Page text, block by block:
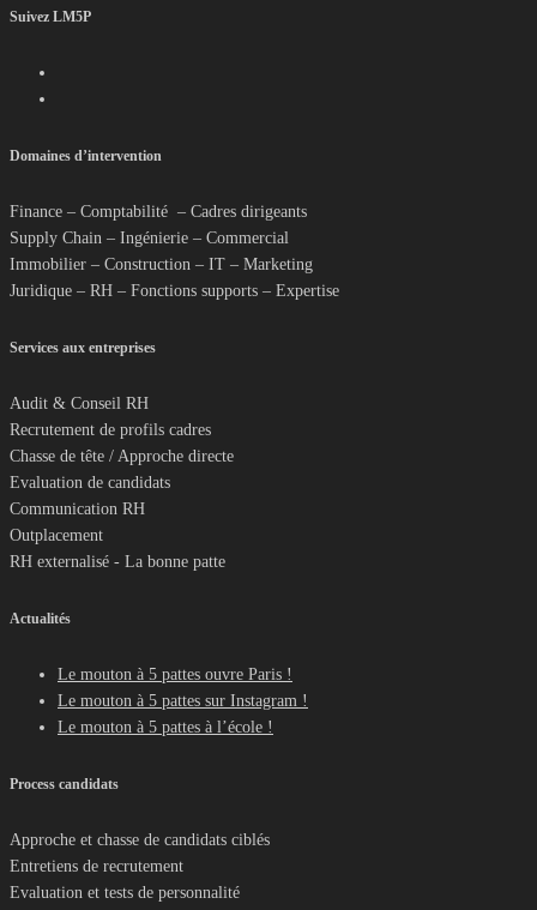
Suivez LM5P
Domaines d’intervention
Finance – Comptabilité – Cadres dirigeants
Supply Chain – Ingénierie – Commercial
Immobilier – Construction – IT – Marketing
Juridique – RH – Fonctions supports – Expertise
Services aux entreprises
Audit & Conseil RH
Recrutement de profils cadres
Chasse de tête / Approche directe
Evaluation de candidats
Communication RH
Outplacement
RH externalisé - La bonne patte
Actualités
Le mouton à 5 pattes ouvre Paris !
Le mouton à 5 pattes sur Instagram !
Le mouton à 5 pattes à l’école !
Process candidats
Approche et chasse de candidats ciblés
Entretiens de recrutement
Evaluation et tests de personnalité